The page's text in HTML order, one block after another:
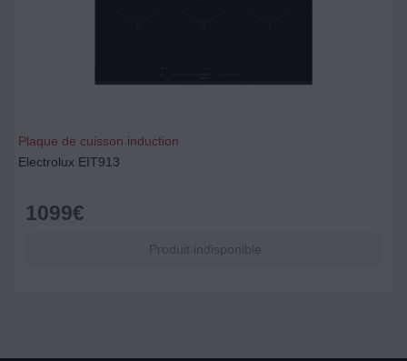
Plaque de cuisson induction
Electrolux EIT913
1099€
Produit indisponible